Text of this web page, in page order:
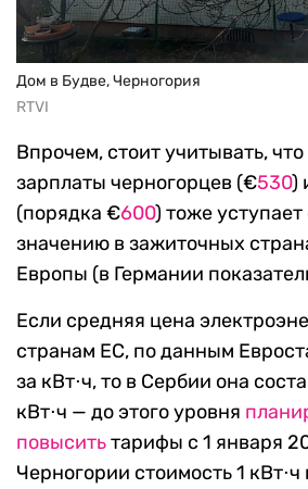
Дом в Будве, Черногория
RTVI
Впрочем, стоит учитывать,
зарплаты черногорцев (€530)
(порядка €600) тоже
значению в зажиточных
Европы (в Германии
Если средняя цена
странам ЕС, по данным
за кВт⋅ч, то в Сербии она
кВт⋅ч — до этого уровня
повыситьтарифы с 1 января
Черногории стоимость 1